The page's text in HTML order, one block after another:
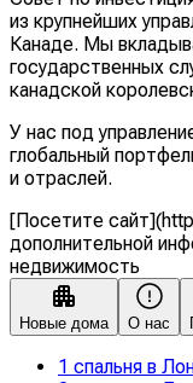
из крупнейших
Канаде. Мы
государственных
канадской
У нас под
глобальный
и отраслей.
[Посетите
дополнительной
недвижимость
Новые дома О нас
1 спальня в